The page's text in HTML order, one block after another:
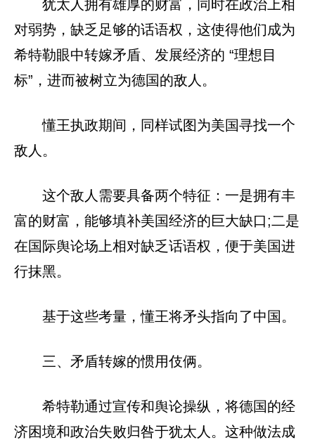
犹太人拥有雄厚的财富，同时在政治上相
对弱势，缺乏足够的话语权，这使得他们成为
希特勒眼中转嫁矛盾、发展经济的 “理想目
标”，进而被树立为德国的敌人。
懂王执政期间，同样试图为美国寻找一个
敌人。
这个敌人需要具备两个特征：一是拥有丰
富的财富，能够填补美国经济的巨大缺口;二是
在国际舆论场上相对缺乏话语权，便于美国进
行抹黑。
基于这些考量，懂王将矛头指向了中国。
三、矛盾转嫁的惯用伎俩。
希特勒通过宣传和舆论操纵，将德国的经
济困境和政治失败归咎于犹太人。这种做法成